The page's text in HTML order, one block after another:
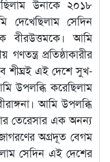
উনাকে ২০১৮
দেখেছিলাম সেদিন
বীরউত্তমকে। আমি
প্রতিষ্ঠাকারীর
শীঘ্রই এই দেশে সুখ-
উপলব্ধি করেছিলাম
আমি উপলব্ধি
তেরেসার এক অনন্য
অগ্রদূত বেগম
সেদিন এই দেশের